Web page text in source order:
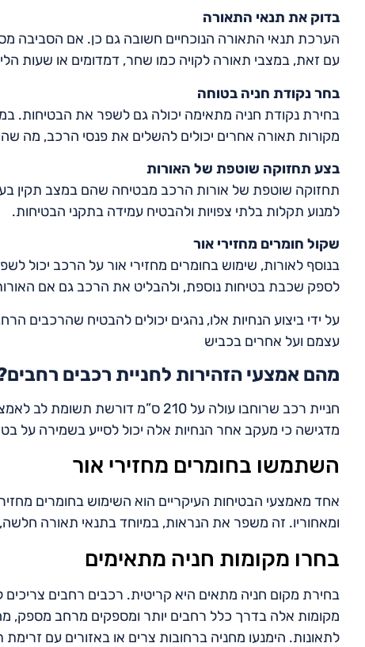
בדוק את תנאי התאורה
הערכת תנאי התאורה הנוכחיים חשובה גם כן. אם הסביבה
עם זאת, במצבי תאורה לקויה כמו שחר, דמדומים או שעות
בחר נקודת חניה בטוחה
בחירת נקודת חניה מתאימה יכולה גם לשפר את הבטיחות.
מקורות תאורה אחרים יכולים להשלים את פנסי הרכב, מה
בצע תחזוקה שוטפת של האורות
תחזוקה שוטפת של אורות הרכב מבטיחה שהם במצב תקין
למנוע תקלות בלתי צפויות ולהבטיח עמידה בתקני הבטיחות.
שקול חומרים מחזירי אור
בנוסף לאורות, שימוש בחומרים מחזירי אור על הרכב יכול
לספק שכבת בטיחות נוספת, ולהבליט את הרכב גם אם
על ידי ביצוע הנחיות אלו, נהגים יכולים להבטיח שהרכבים
עצמם ועל אחרים בכביש
מהם אמצעי הזהירות לחניית רכבים
חניית רכב שרוחבו עולה על 210 ס”מ
מדגישה כי מעקב אחר הנחיות אלה יכול לסייע בשמירה על
השתמשו בחומרים מחזירי אור
אחד מאמצעי הבטיחות העיקריים הוא השימוש בחומרים
ומאחוריו. זה משפר את הנראות, במיוחד בתנאי תאורה
בחרו מקומות חניה מתאימים
בחירת מקום חניה מתאים היא קריטית. רכבים רחבים צריכים
מקומות אלה בדרך כלל רחבים יותר ומספקים מרחב מספק,
לתאונות. הימנעו מחניה ברחובות צרים או באזורים עם